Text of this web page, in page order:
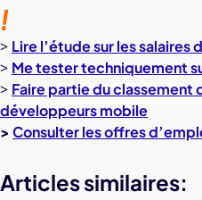
!
> Lire l’étude sur les
> Me tester techniquement
> Faire partie du classement
développeurs mobile
> Consulter les offres
Articles similaires: